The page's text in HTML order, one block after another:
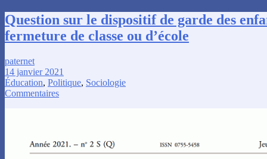
Question sur le dispositif de garde des
fermeture de classe ou d’école
paternet
14 janvier 2021
Éducation, Politique, Sociologie
Commentaires